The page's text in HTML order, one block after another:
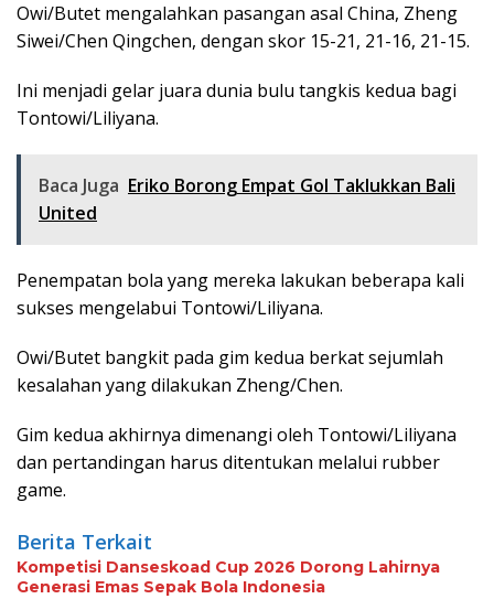
Owi/Butet mengalahkan pasangan asal China, Zheng
Siwei/Chen Qingchen, dengan skor 15-21, 21-16, 21-15.
Ini menjadi gelar juara dunia bulu tangkis kedua bagi
Tontowi/Liliyana.
Baca Juga Eriko Borong Empat Gol Taklukkan Bali
United
Penempatan bola yang mereka lakukan beberapa kali
sukses mengelabui Tontowi/Liliyana.
Owi/Butet bangkit pada gim kedua berkat sejumlah
kesalahan yang dilakukan Zheng/Chen.
Gim kedua akhirnya dimenangi oleh Tontowi/Liliyana
dan pertandingan harus ditentukan melalui rubber
game.
Berita Terkait
Kompetisi Danseskoad Cup 2026 Dorong Lahirnya
Generasi Emas Sepak Bola Indonesia